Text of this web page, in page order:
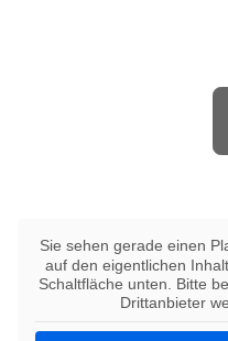
Sie sehen gerade einen
auf den eigentlichen
Schaltfläche unten. Bitte
Drittanbieter